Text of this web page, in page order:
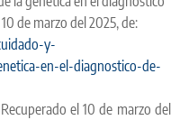
de marzo del 2025, de:
y-
en-el-diagnostico-de-
el 10 de marzo del